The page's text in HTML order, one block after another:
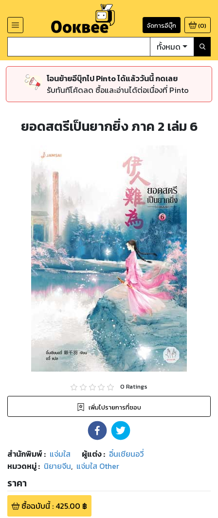
จัดการอีบุ๊ก (0)
ทั้งหมด
โอนย้ายอีบุ๊กไป Pinto ได้แล้ววันนี้ กดเลย
รับทันทีโค้ดลด ซื้อและอ่านได้ต่อเนื่องที่ Pinto
ยอดสตรีเป็นยากยิ่ง ภาค 2 เล่ม 6
0 Ratings
เพิ่มไปรายการที่ชอบ
สำนักพิมพ์: แจ่มใส ผู้แต่ง : อิ๋นเชียนอวี่
หมวดหมู่: นิยายจีน, แจ่มใส Other
ราคา
ซื้อฉบับนี้: 425.00 ฿